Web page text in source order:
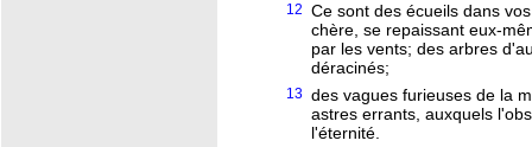
12 Ce sont des écueils dans
chère, se repaissant eux-
par les vents; des arbres
déracinés;
13 des vagues furieuses de la
astres errants, auxquels
l'éternité.